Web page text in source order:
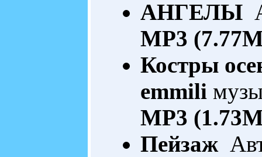
АНГЕЛЫ
MP3
Костры
emmili
MP3
Пейзаж